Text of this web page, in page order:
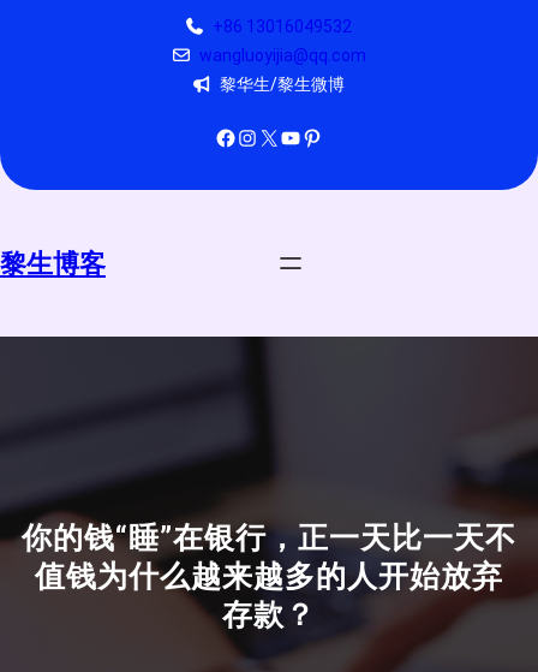
+86 13016049532
wangluoyijia@qq.com
黎华生/黎生微博
Facebook Instagram X YouTube Pinterest
黎生博客
你的钱“睡”在银行，正一天比一天不
值钱为什么越来越多的人开始放弃
存款？